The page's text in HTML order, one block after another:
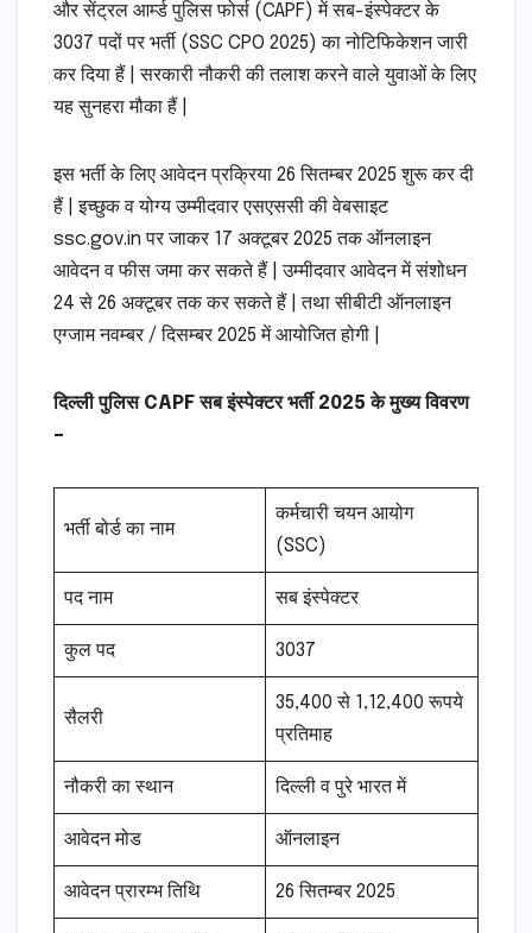
और सेंट्रल आर्म्ड पुलिस फोर्स (CAPF) में सब-इंस्पेक्टर के
3037 पदों पर भर्ती (SSC CPO 2025) का नोटिफिकेशन जारी
कर दिया हैं | सरकारी नौकरी की तलाश करने वाले युवाओं के लिए
यह सुनहरा मौका हैं |
इस भर्ती के लिए आवेदन प्रक्रिया 26 सितम्बर 2025 शुरू कर दी
हैं | इच्छुक व योग्य उम्मीदवार एसएससी की वेबसाइट
ssc.gov.in पर जाकर 17 अक्टूबर 2025 तक ऑनलाइन
आवेदन व फीस जमा कर सकते हैं | उम्मीदवार आवेदन में संशोधन
24 से 26 अक्टूबर तक कर सकते हैं | तथा सीबीटी ऑनलाइन
एग्जाम नवम्बर / दिसम्बर 2025 में आयोजित होगी |
दिल्ली पुलिस CAPF सब इंस्पेक्टर भर्ती 2025 के मुख्य विवरण
–
भर्ती बोर्ड का नाम
कर्मचारी चयन आयोग
(SSC)
पद नाम सब इंस्पेक्टर
कुल पद 3037
सैलरी
35,400 से 1,12,400 रूपये
प्रतिमाह
नौकरी का स्थान दिल्ली व पुरे भारत में
आवेदन मोड ऑनलाइन
आवेदन प्रारम्भ तिथि 26 सितम्बर 2025